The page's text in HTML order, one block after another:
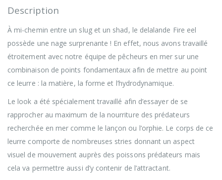
Description
À mi-chemin entre un slug et un shad, le delalande Fire eel
possède une nage surprenante ! En effet, nous avons travaillé
étroitement avec notre équipe de pêcheurs en mer sur une
combinaison de points fondamentaux afin de mettre au point
ce leurre : la matière, la forme et l’hydrodynamique.
Le look a été spécialement travaillé afin d’essayer de se
rapprocher au maximum de la nourriture des prédateurs
recherchée en mer comme le lançon ou l’orphie. Le corps de ce
leurre comporte de nombreuses stries donnant un aspect
visuel de mouvement auprès des poissons prédateurs mais
cela va permettre aussi d’y contenir de l’attractant.